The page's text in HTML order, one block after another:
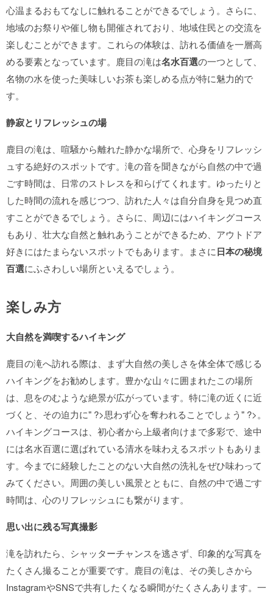
心温まるおもてなしに触れることができるでしょう。さらに、
地域のお祭りや催し物も開催されており、地域住民との交流を
楽しむことができます。これらの体験は、訪れる価値を一層高
める要素となっています。鹿目の滝は名水百選の一つとして、
名物の水を使った美味しいお茶も楽しめる点が特に魅力的で
す。
静寂とリフレッシュの場
鹿目の滝は、喧騒から離れた静かな場所で、心身をリフレッシ
ュする絶好のスポットです。滝の音を聞きながら自然の中で過
ごす時間は、日常のストレスを和らげてくれます。ゆったりと
した時間の流れを感じつつ、訪れた人々は自分自身を見つめ直
すことができるでしょう。さらに、周辺にはハイキングコース
もあり、壮大な自然と触れあうことができるため、アウトドア
好きにはたまらないスポットでもあります。まさに日本の秘境
百選にふさわしい場所といえるでしょう。
楽しみ方
大自然を満喫するハイキング
鹿目の滝へ訪れる際は、まず大自然の美しさを体全体で感じる
ハイキングをお勧めします。豊かな山々に囲まれたこの場所
は、息をのむような絶景が広がっています。特に滝の近くに近
づくと、その迫力に" ?>思わず心を奪われることでしょう" ?>。
ハイキングコースは、初心者から上級者向けまで多彩で、途中
には名水百選に選ばれている清水を味わえるスポットもありま
す。今までに経験したことのない大自然の洗礼をぜひ味わって
みてください。周囲の美しい風景とともに、自然の中で過ごす
時間は、心のリフレッシュにも繋がります。
思い出に残る写真撮影
滝を訪れたら、シャッターチャンスを逃さず、印象的な写真を
たくさん撮ることが重要です。鹿目の滝は、その美しさから
InstagramやSNSで共有したくなる瞬間がたくさんあります。一